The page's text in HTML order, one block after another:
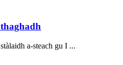
a-steach gu I ...